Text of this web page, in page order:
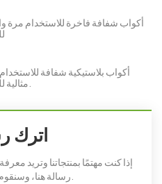
اترك
إذا كنت مهتمًا بمنتجاتنا وتريد